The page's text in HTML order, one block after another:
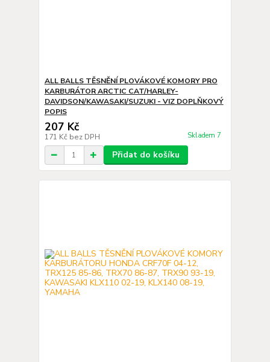
ALL BALLS TĚSNĚNÍ PLOVÁKOVÉ KOMORY PRO
KARBURÁTOR ARCTIC CAT/HARLEY-
DAVIDSON/KAWASAKI/SUZUKI - VIZ DOPLŇKOVÝ
POPIS
207 Kč
171 Kč bez DPH Skladem 7
Přidat do košíku